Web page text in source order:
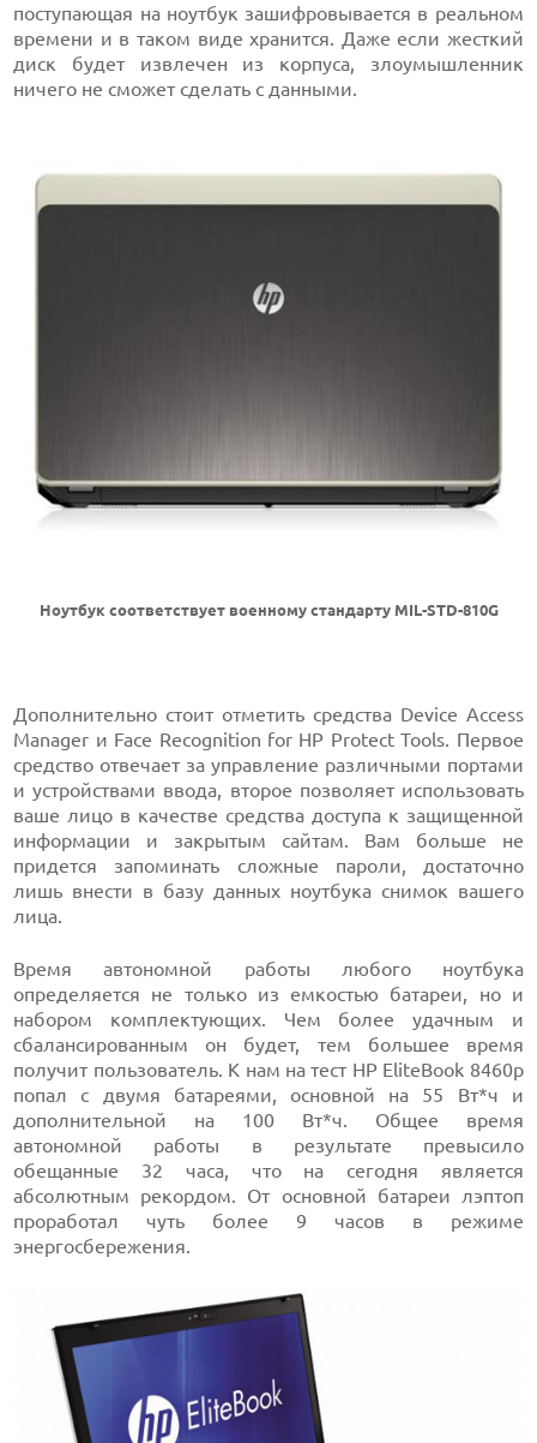
поступающая на ноутбук зашифровывается в реальном
времени и в таком виде хранится. Даже если жесткий
диск будет извлечен из корпуса, злоумышленник
ничего не сможет сделать с данными.
Ноутбук соответствует военному стандарту MIL-STD-810G
Дополнительно стоит отметить средства Device Access
Manager и Face Recognition for HP Protect Tools. Первое
средство отвечает за управление различными портами
и устройствами ввода, второе позволяет использовать
ваше лицо в качестве средства доступа к защищенной
информации и закрытым сайтам. Вам больше не
придется запоминать сложные пароли, достаточно
лишь внести в базу данных ноутбука снимок вашего
лица.
Время автономной работы любого ноутбука
определяется не только из емкостью батареи, но и
набором комплектующих. Чем более удачным и
сбалансированным он будет, тем большее время
получит пользователь. К нам на тест HP EliteBook 8460p
попал с двумя батареями, основной на 55 Вт*ч и
дополнительной на 100 Вт*ч. Общее время
автономной работы в результате превысило
обещанные 32 часа, что на сегодня является
абсолютным рекордом. От основной батареи лэптоп
проработал чуть более 9 часов в режиме
энергосбережения.